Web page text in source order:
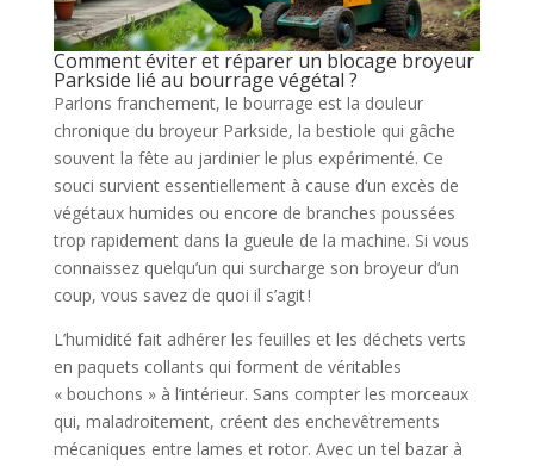
Comment éviter et réparer un blocage broyeur
Parkside lié au bourrage végétal ?
Parlons franchement, le bourrage est la douleur
chronique du broyeur Parkside, la bestiole qui gâche
souvent la fête au jardinier le plus expérimenté. Ce
souci survient essentiellement à cause d’un excès de
végétaux humides ou encore de branches poussées
trop rapidement dans la gueule de la machine. Si vous
connaissez quelqu’un qui surcharge son broyeur d’un
coup, vous savez de quoi il s’agit !
L’humidité fait adhérer les feuilles et les déchets verts
en paquets collants qui forment de véritables
« bouchons » à l’intérieur. Sans compter les morceaux
qui, maladroitement, créent des enchevêtrements
mécaniques entre lames et rotor. Avec un tel bazar à